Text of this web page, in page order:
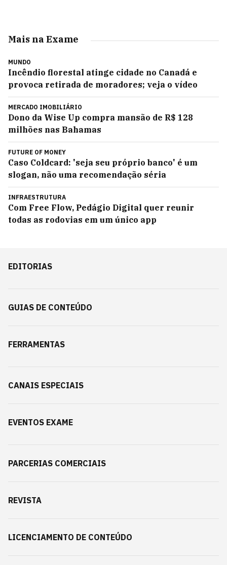
Mais na Exame
MUNDO
Incêndio florestal atinge cidade no Canadá e
provoca retirada de moradores; veja o vídeo
MERCADO IMOBILIÁRIO
Dono da Wise Up compra mansão de R$ 128
milhões nas Bahamas
FUTURE OF MONEY
Caso Coldcard: 'seja seu próprio banco' é um
slogan, não uma recomendação séria
INFRAESTRUTURA
Com Free Flow, Pedágio Digital quer reunir
todas as rodovias em um único app
EDITORIAS
GUIAS DE CONTEÚDO
FERRAMENTAS
CANAIS ESPECIAIS
EVENTOS EXAME
PARCERIAS COMERCIAIS
REVISTA
LICENCIAMENTO DE CONTEÚDO